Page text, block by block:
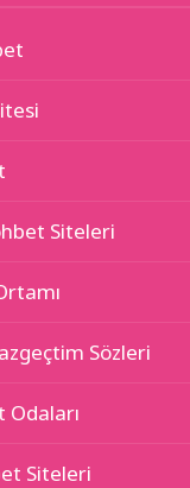
Siteleri
Sözleri
Odaları
Siteleri